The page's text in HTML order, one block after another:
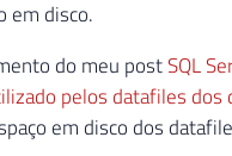
em disco.
do meu postSQL
pelos datafiles dos
em disco dos